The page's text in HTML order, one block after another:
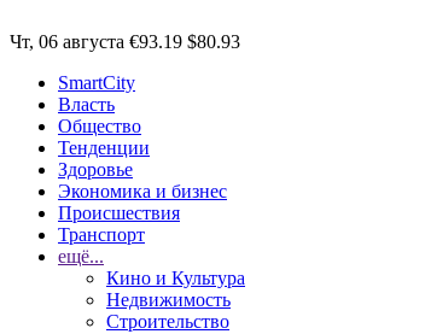
Чт, 06 августа €93.19 $80.93
SmartCity
Власть
Общество
Тенденции
Здоровье
Экономика и бизнес
Происшествия
Транспорт
ещё...
Кино и Культура
Недвижимость
Строительство